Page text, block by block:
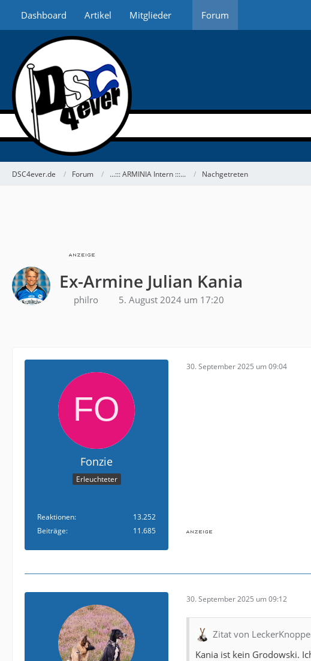
Dashboard Artikel Mitglieder Forum
DSC4ever.de Forum ...::: ARMINIA Intern :::... Nachgetreten
Ex-Armine Julian Kania
philro 5. August 2024 um 17:20
Fonzie
Erleuchteter
Reaktionen
13.252
Beiträge
11.685
30. September 2025 um 09:04
30. September 2025 um 09:12
Zitat von
Kania ist kein Grodowski.